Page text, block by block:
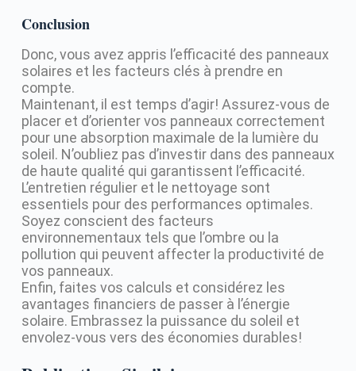
Conclusion
Donc, vous avez appris l’efficacité des panneaux
solaires et les facteurs clés à prendre en
compte.
Maintenant, il est temps d’agir! Assurez-vous de
placer et d’orienter vos panneaux correctement
pour une absorption maximale de la lumière du
soleil. N’oubliez pas d’investir dans des panneaux
de haute qualité qui garantissent l’efficacité.
L’entretien régulier et le nettoyage sont
essentiels pour des performances optimales.
Soyez conscient des facteurs
environnementaux tels que l’ombre ou la
pollution qui peuvent affecter la productivité de
vos panneaux.
Enfin, faites vos calculs et considérez les
avantages financiers de passer à l’énergie
solaire. Embrassez la puissance du soleil et
envolez-vous vers des économies durables!